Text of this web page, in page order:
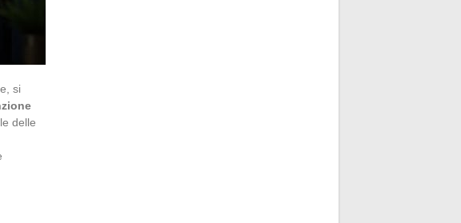
si
delle